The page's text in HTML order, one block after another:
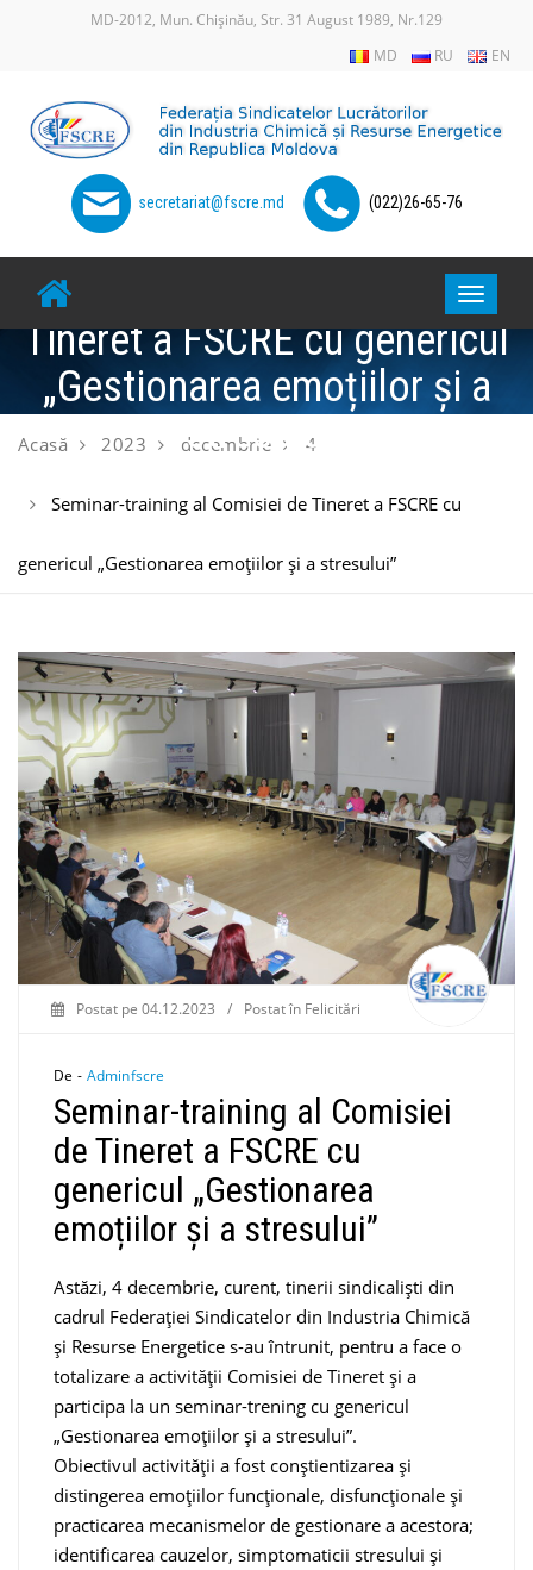
MD-2012, Mun. Chișinău, Str. 31 August 1989, Nr.129
MD
RU EN
secretariat@fscre.md (022)26-65-76
Toggle
Seminar-training al Comisiei de
Tineret a FSCRE cu genericul
„Gestionarea emoțiilor și a
stresului”
Acasă 2023 decembrie 4
Seminar-training al Comisiei de Tineret a FSCRE cu
genericul „Gestionarea emoțiilor și a stresului”
Postat pe 04.12.2023 / Postat în Felicitări
De - Adminfscre
Seminar-training al Comisiei
de Tineret a FSCRE cu
genericul „Gestionarea
emoțiilor și a stresului”
Astăzi, 4 decembrie, curent, tinerii sindicaliști din
cadrul Federației Sindicatelor din Industria Chimică
și Resurse Energetice s-au întrunit, pentru a face o
totalizare a activității Comisiei de Tineret și a
participa la un seminar-trening cu genericul
„Gestionarea emoțiilor și a stresului”.
Obiectivul activității a fost conștientizarea și
distingerea emoțiilor funcționale, disfuncționale și
practicarea mecanismelor de gestionare a acestora;
identificarea cauzelor, simptomaticii stresului și